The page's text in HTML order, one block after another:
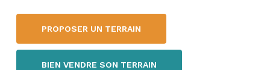
PROPOSER UN TERRAIN
BIEN VENDRE SON TERRAIN